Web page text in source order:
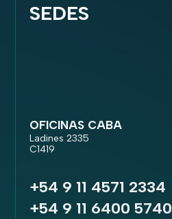
SEDES
OFICINAS CABA
Ladines 2335
C1419
+54 9 11 4571 2334
+54 9 11 6400 5740